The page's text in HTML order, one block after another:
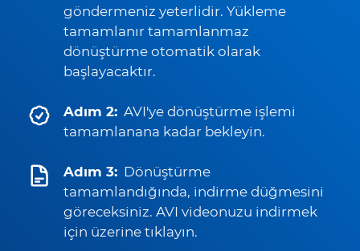
göndermeniz yeterlidir. Yükleme
tamamlanır tamamlanmaz
dönüştürme otomatik olarak
başlayacaktır.
Adım 2: AVI'ye dönüştürme işlemi
tamamlanana kadar bekleyin.
Adım 3: Dönüştürme
tamamlandığında, indirme düğmesini
göreceksiniz. AVI videonuzu indirmek
için üzerine tıklayın.